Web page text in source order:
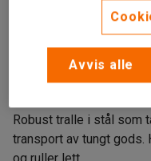
Robust
For tungt gods
Fire slitesterke
Robust tralle i stål som
transport av tungt
Avvis alle